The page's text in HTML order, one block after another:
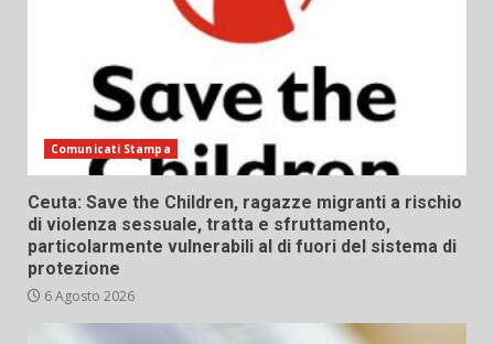
Comunicati Stampa
Ceuta: Save the Children, ragazze migranti a rischio
di violenza sessuale, tratta e sfruttamento,
particolarmente vulnerabili al di fuori del sistema di
protezione
6 Agosto 2026